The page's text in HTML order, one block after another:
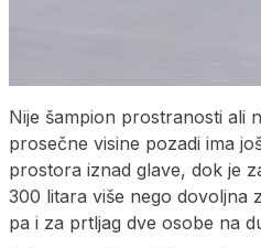
Nije šampion prostranosti ali
prosečne visine pozadi ima
prostora iznad glave, dok je
300 litara više nego dovoljna
pa i za prtljag dve osobe na